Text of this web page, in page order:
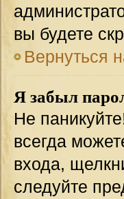
вы будете
Вернуться
Я забыл
Не
всегда
входа,
следуйте